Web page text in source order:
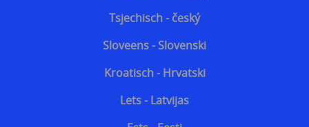
Tsjechisch - český
Sloveens - Slovenski
Kroatisch - Hrvatski
Lets - Latvijas